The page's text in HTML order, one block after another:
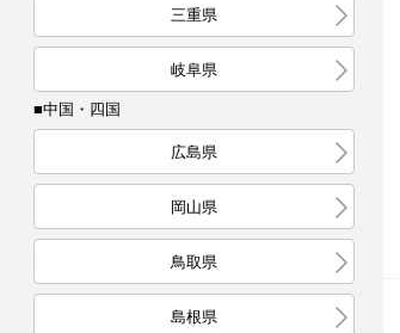
三重県
岐阜県
■中国・四国
広島県
岡山県
鳥取県
島根県